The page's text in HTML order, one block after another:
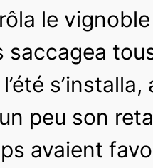
le
saccagea
peu son
avaient